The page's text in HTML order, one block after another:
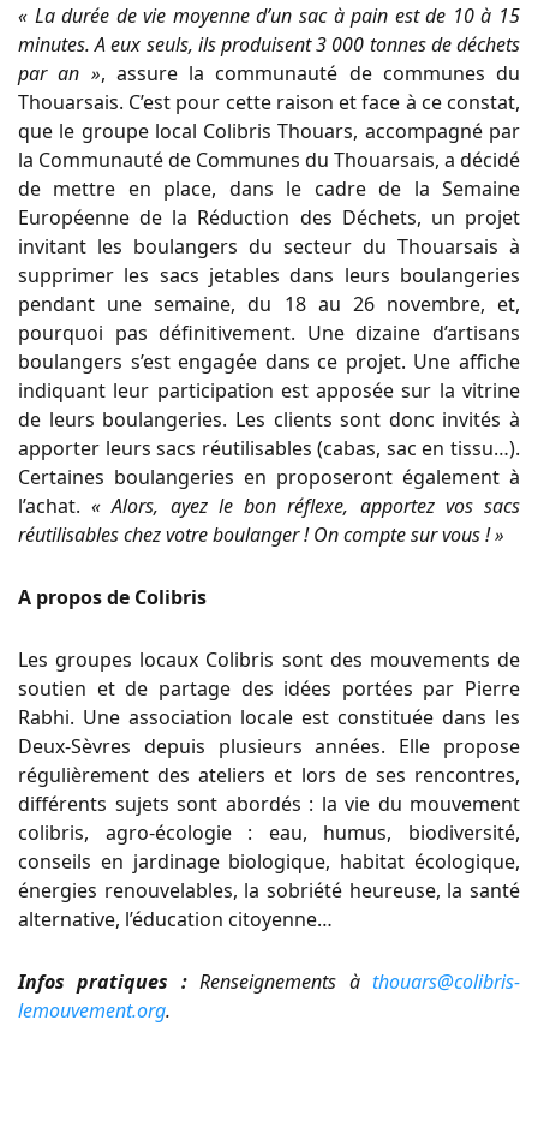
« La durée de vie moyenne d’un sac à pain est de 10 à 15
minutes. A eux seuls, ils produisent 3 000 tonnes de déchets
par an », assure la communauté de communes du
Thouarsais. C’est pour cette raison et face à ce constat,
que le groupe local Colibris Thouars, accompagné par
la Communauté de Communes du Thouarsais, a décidé
de mettre en place, dans le cadre de la Semaine
Européenne de la Réduction des Déchets, un projet
invitant les boulangers du secteur du Thouarsais à
supprimer les sacs jetables dans leurs boulangeries
pendant une semaine, du 18 au 26 novembre, et,
pourquoi pas définitivement. Une dizaine d’artisans
boulangers s’est engagée dans ce projet. Une affiche
indiquant leur participation est apposée sur la vitrine
de leurs boulangeries. Les clients sont donc invités à
apporter leurs sacs réutilisables (cabas, sac en tissu…).
Certaines boulangeries en proposeront également à
l’achat.« Alors, ayez le bon réflexe, apportez vos sacs
réutilisables chez votre boulanger ! On compte sur vous ! »
A propos de Colibris
Les groupes locaux Colibris sont des mouvements de
soutien et de partage des idées portées par Pierre
Rabhi. Une association locale est constituée dans les
Deux-Sèvres depuis plusieurs années. Elle propose
régulièrement des ateliers et lors de ses rencontres,
différents sujets sont abordés : la vie du mouvement
colibris, agro-écologie : eau, humus, biodiversité,
conseils en jardinage biologique, habitat écologique,
énergies renouvelables, la sobriété heureuse, la santé
alternative, l’éducation citoyenne…
Infos pratiques :Renseignements àthouars@colibris-
lemouvement.org.